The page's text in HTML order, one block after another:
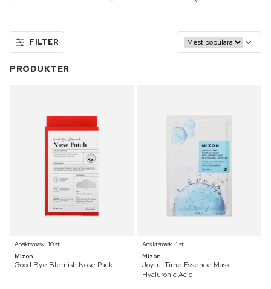
FILTER
PRODUKTER
Ansiktsmask ⋅ 10 st
Mizon
Good Bye Blemish Nose Pack
Ansiktsmask ⋅ 1 st
Mizon
Joyful Time Essence Mask
Hyaluronic Acid